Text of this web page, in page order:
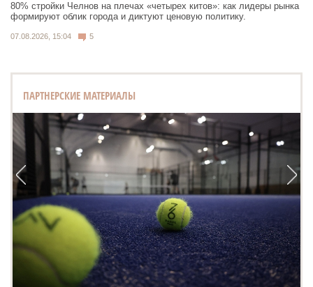
80% стройки Челнов на плечах «четырех китов»: как лидеры рынка
формируют облик города и диктуют ценовую политику.
07.08.2026, 15:04 5
ПАРТНЕРСКИЕ МАТЕРИАЛЫ